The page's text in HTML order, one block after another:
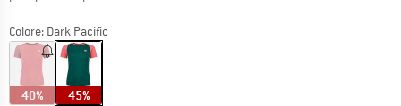
Colore: Dark Pacific
40% 45%